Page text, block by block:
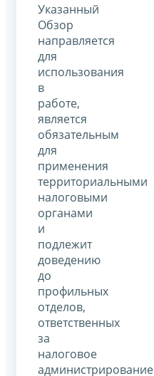
Указанный
Обзор
направляется
для
использования
в
работе,
является
обязательным
для
применения
территориальными
налоговыми
органами
и
подлежит
доведению
до
профильных
отделов,
ответственных
за
налоговое
администрирование